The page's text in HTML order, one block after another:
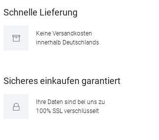
Schnelle Lieferung
Keine Versandkosten
innerhalb Deutschlands
Sicheres einkaufen garantiert
Ihre Daten sind bei uns zu
100% SSL verschlüsselt